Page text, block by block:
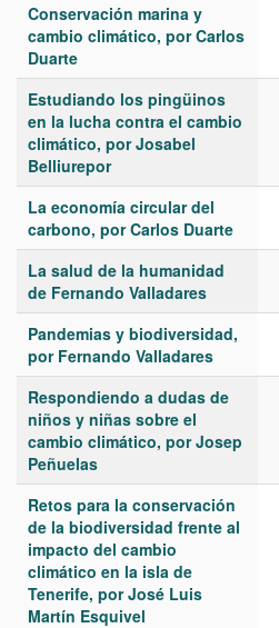
Conservación marina y
cambio climático, por Carlos
Duarte
Estudiando los pingüinos
en la lucha contra el cambio
climático, por Josabel
Belliurepor
La economía circular del
carbono, por Carlos Duarte
La salud de la humanidad
de Fernando Valladares
Pandemias y biodiversidad,
por Fernando Valladares
Respondiendo a dudas de
niños y niñas sobre el
cambio climático, por Josep
Peñuelas
Retos para la conservación
de la biodiversidad frente al
impacto del cambio
climático en la isla de
Tenerife, por José Luis
Martín Esquivel